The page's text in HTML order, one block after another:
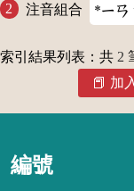
注音組合
索引結果列表：共 2
加
編號